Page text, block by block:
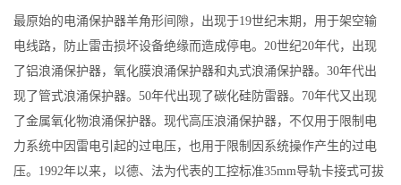
最原始的电涌保护器羊角形间隙，出现于19世纪末期，用于架空输
电线路，防止雷击损坏设备绝缘而造成停电。20世纪20年代，出现
了铝浪涌保护器，氧化膜浪涌保护器和丸式浪涌保护器。30年代出
现了管式浪涌保护器。50年代出现了碳化硅防雷器。70年代又出现
了金属氧化物浪涌保护器。现代高压浪涌保护器，不仅用于限制电
力系统中因雷电引起的过电压，也用于限制因系统操作产生的过电
压。1992年以来，以德、法为代表的工控标准35mm导轨卡接式可拔